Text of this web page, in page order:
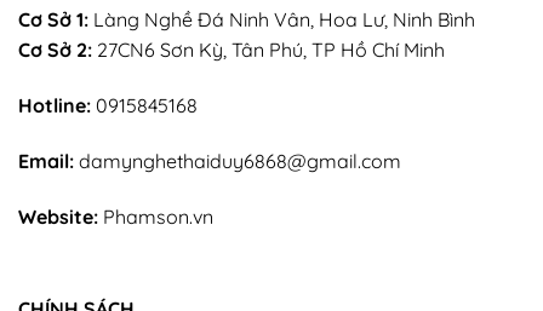
Cơ Sở 1: Làng Nghề Đá Ninh Vân, Hoa Lư, Ninh Bình
Cơ Sở 2: 27CN6 Sơn Kỳ, Tân Phú, TP Hồ Chí Minh
Hotline: 0915845168
Email: damynghethaiduy6868@gmail.com
Website: Phamson.vn